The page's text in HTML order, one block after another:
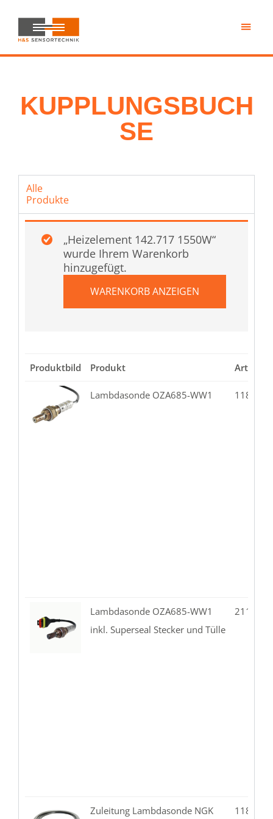
main
content
H&S
Sensortechnik
KUPPLUNGSBUCH
SE
Alle
Produkte
„Heizelement 142.717 1550W“
wurde Ihrem Warenkorb
hinzugefügt.
WARENKORB ANZEIGEN
Produktbild Produkt
Lambdasonde OZA685-WW1 118.02-
Lambdasonde OZA685-WW1
inkl. Superseal Stecker und Tülle
211.02-
Zuleitung Lambdasonde NGK
118.02-